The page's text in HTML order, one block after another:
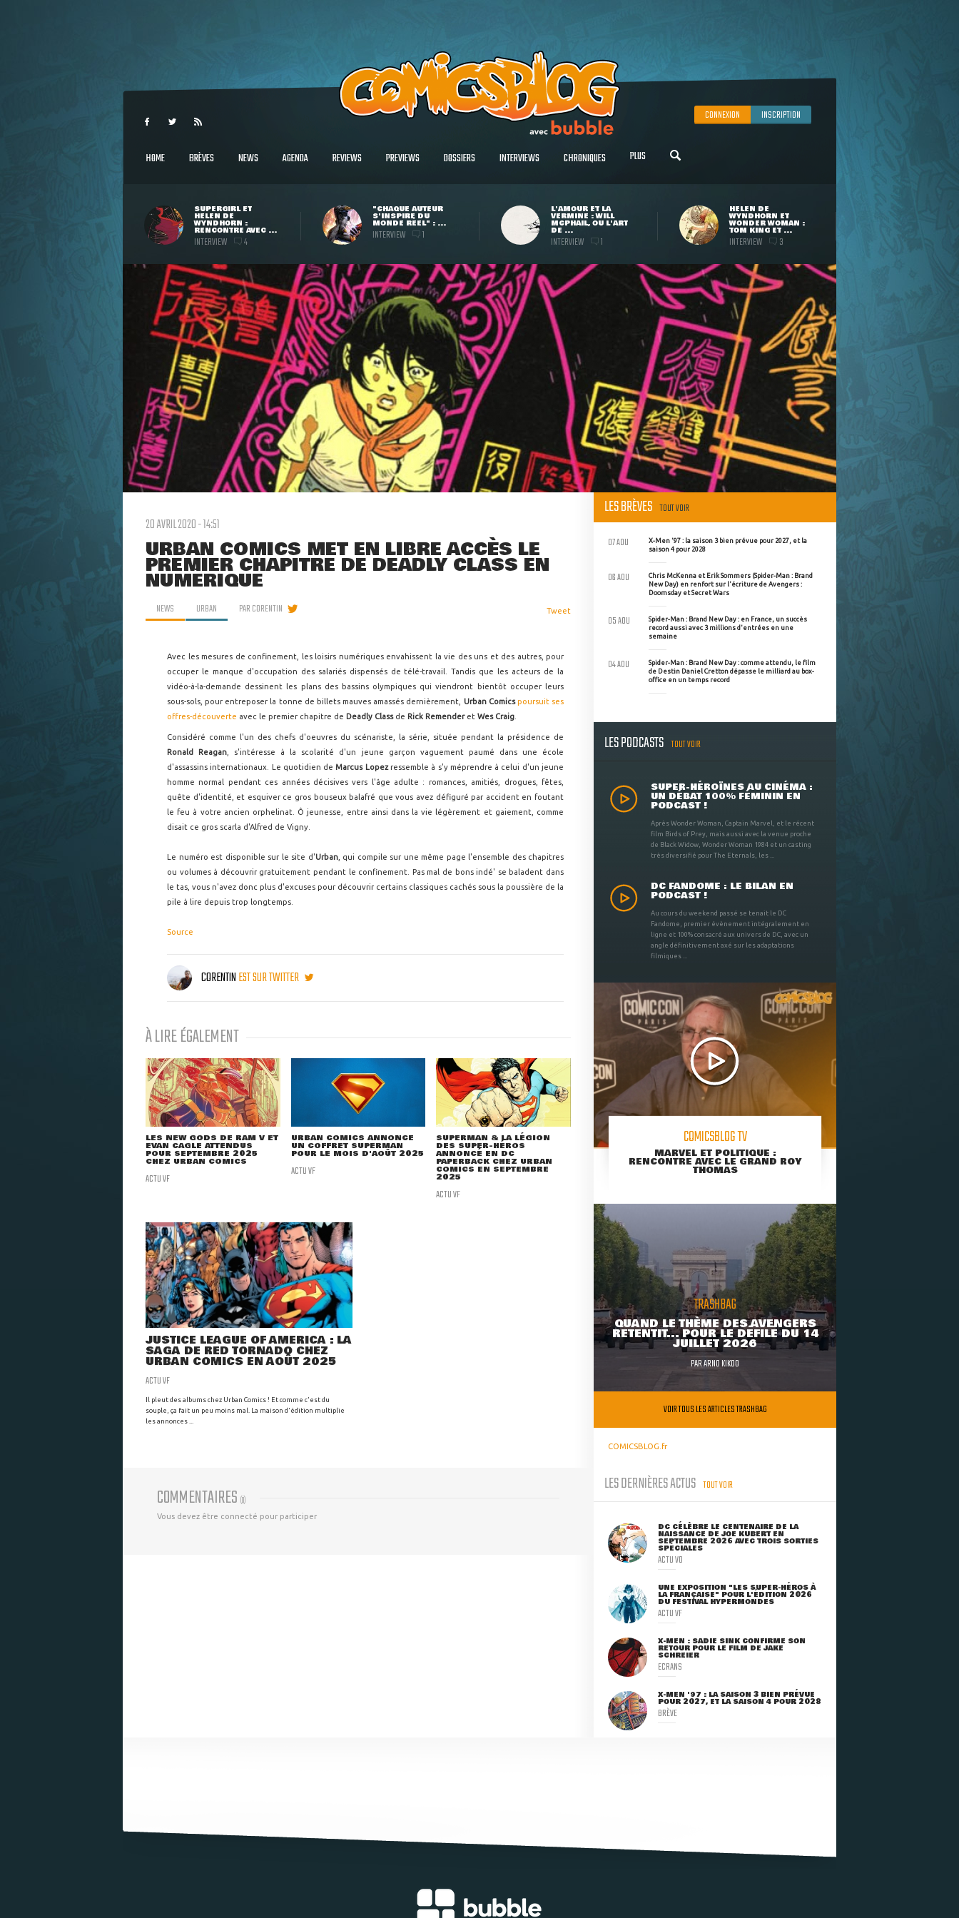
CONNEXION INSCRIPTION
HOME BRÈVES NEWS AGENDA REVIEWS PREVIEWS DOSSIERS INTERVIEWS CHRONIQUES PLUS
SUPERGIRL ET
HELEN DE
WYNDHORN :
RENCONTRE AVEC ...
INTERVIEW 4
"CHAQUE AUTEUR
S'INSPIRE DU
MONDE RÉEL" : ...
INTERVIEW 1
L'AMOUR ET LA
VERMINE : WILL
MCPHAIL, OU L'ART
DE ...
INTERVIEW 1
HELEN DE
WYNDHORN ET
WONDER WOMAN :
TOM KING ET ...
INTERVIEW 3
20 AVRIL 2020 - 14:51
URBAN COMICS MET EN LIBRE ACCÈS LE
PREMIER CHAPITRE DE DEADLY CLASS EN
NUMÉRIQUE
NEWS URBAN PARCORENTIN Tweet
Avec les mesures de confinement, les loisirs numériques envahissent la vie des uns et des autres, pour
occuper le manque d'occupation des salariés dispensés de télé-travail. Tandis que les acteurs de la
vidéo-à-la-demande dessinent les plans des bassins olympiques qui viendront bientôt occuper leurs
sous-sols, pour entreposer la tonne de billets mauves amassés dernièrement, Urban Comics poursuit ses
offres-découverte avec le premier chapitre de Deadly Classde Rick Remenderet Wes Craig
Considéré comme l'un des chefs d'oeuvres du scénariste, la série, située pendant la présidence de
Ronald Reagan , s'intéresse à la scolarité d'un jeune garçon vaguement paumé dans une école
d'assassins internationaux. Le quotidien deMarcus Lopezressemble à s'y méprendre à celui d'un jeune
homme normal pendant ces années décisives vers l'âge adulte : romances, amitiés, drogues, fêtes,
quête d'identité, et esquiver ce gros bouseux balafré que vous avez défiguré par accident en foutant
le feu à votre ancien orphelinat. Ô jeunesse, entre ainsi dans la vie légèrement et gaiement, comme
disait ce gros scarla d'Alfred de Vigny.
Le numéro est disponible sur le site d'Urban, qui compile sur une même page l'ensemble des chapitres
ou volumes à découvrir gratuitement pendant le confinement. Pas mal de bons indé' se baladent dans
le tas, vous n'avez donc plus d'excuses pour découvrir certains classiques cachés sous la poussière de la
pile à lire depuis trop longtemps.
Source
CORENTINEST SUR TWITTER
À LIRE ÉGALEMENT
LES NEW GODS DE RAM V ET
EVAN CAGLE ATTENDUS
POUR SEPTEMBRE 2025
CHEZ URBAN COMICS
ACTU VF
URBAN COMICS ANNONCE
UN COFFRET SUPERMAN
POUR LE MOIS D'AOÛT 2025
ACTU VF
SUPERMAN & LA LÉGION
DES SUPER-HÉROS
ANNONCÉ EN DC
PAPERBACK CHEZ URBAN
COMICS EN SEPTEMBRE
2025
ACTU VF
JUSTICE LEAGUE OF AMERICA : LA
SAGA DE RED TORNADO CHEZ
URBAN COMICS EN AOÛT 2025
ACTU VF
Il pleut des albums chez Urban Comics ! Et comme c'est du
souple, ça fait un peu moins mal. La maison d'édition multiplie
les annonces ...
COMMENTAIRES (0)
Vous devez être connecté pour participer
LES BRÈVES TOUT VOIR
X-Men '97 : la saison 3 bien prévue pour 2027, et la
saison 4 pour 2028
07 AOU
Chris McKenna et Erik Sommers (Spider-Man : Brand
New Day) en renfort sur l'écriture de Avengers :
Doomsday et Secret Wars
06 AOU
Spider-Man : Brand New Day : en France, un succès
record aussi avec 3 millions d'entrées en une
semaine
05 AOU
Spider-Man : Brand New Day : comme attendu, le film
de Destin Daniel Cretton dépasse le milliard au box-
office en un temps record
04 AOU
LES PODCASTS TOUT VOIR
SUPER-HÉROÏNES AU CINÉMA :
UN DÉBAT 100% FÉMININ EN
PODCAST !
Après Wonder Woman, Captain Marvel, et le récent
film Birds of Prey, mais aussi avec la venue proche
de Black Widow, Wonder Woman 1984 et un casting
très diversifié pour The Eternals, les ...
DC FANDOME : LE BILAN EN
PODCAST !
Au cours du weekend passé se tenait le DC
Fandome, premier évènement intégralement en
ligne et 100% consacré aux univers de DC, avec un
angle définitivement axé sur les adaptations
filmiques ...
COMICSBLOG TV
MARVEL ET POLITIQUE :
RENCONTRE AVEC LE GRAND ROY
THOMAS
TRASHBAG
QUAND LE THÈME DES AVENGERS
RETENTIT... POUR LE DÉFILÉ DU 14
JUILLET 2026
PARARNO KIKOO
VOIR TOUS LES ARTICLES TRASHBAG
COMICSBLOG.fr
LES DERNIÈRES ACTUS TOUT VOIR
DC CÉLÈBRE LE CENTENAIRE DE LA
NAISSANCE DE JOE KUBERT EN
SEPTEMBRE 2026 AVEC TROIS SORTIES
SPÉCIALES
ACTU VO
UNE EXPOSITION "LES SUPER-HÉROS À
LA FRANÇAISE" POUR L'ÉDITION 2026
DU FESTIVAL HYPERMONDES
ACTU VF
X-MEN : SADIE SINK CONFIRME SON
RETOUR POUR LE FILM DE JAKE
SCHREIER
ECRANS
X-MEN '97 : LA SAISON 3 BIEN PRÉVUE
POUR 2027, ET LA SAISON 4 POUR 2028
BRÈVE